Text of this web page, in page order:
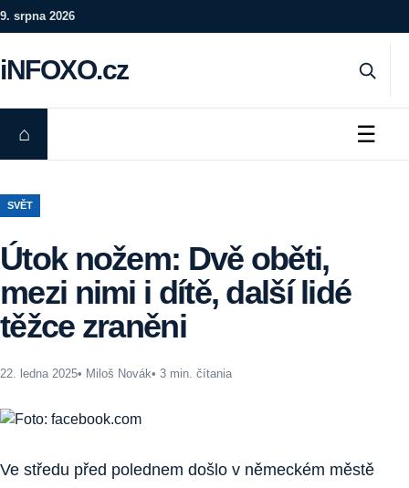
Preskočiť na obsah
9. srpna 2026
iNFOXO.cz
⌂ ☰
SVĚT
Útok nožem: Dvě oběti,
mezi nimi i dítě, další lidé
těžce zraněni
22. ledna 2025• Miloš Novák• 3 min. čítania
Ve středu před polednem došlo v německém městě